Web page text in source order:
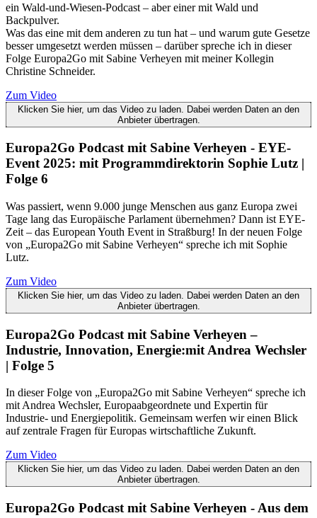
ein Wald-und-Wiesen-Podcast – aber einer mit Wald und
Backpulver.
Was das eine mit dem anderen zu tun hat – und warum gute Gesetze
besser umgesetzt werden müssen – darüber spreche ich in dieser
Folge Europa2Go mit Sabine Verheyen mit meiner Kollegin
Christine Schneider.
Zum Video
Klicken Sie hier, um das Video zu laden. Dabei werden Daten an den
Anbieter übertragen.
Europa2Go Podcast mit Sabine Verheyen - EYE-
Event 2025: mit Programmdirektorin Sophie Lutz |
Folge 6
Was passiert, wenn 9.000 junge Menschen aus ganz Europa zwei
Tage lang das Europäische Parlament übernehmen? Dann ist EYE-
Zeit – das European Youth Event in Straßburg! In der neuen Folge
von „Europa2Go mit Sabine Verheyen“ spreche ich mit Sophie
Lutz.
Zum Video
Klicken Sie hier, um das Video zu laden. Dabei werden Daten an den
Anbieter übertragen.
Europa2Go Podcast mit Sabine Verheyen –
Industrie, Innovation, Energie:mit Andrea Wechsler
| Folge 5
In dieser Folge von „Europa2Go mit Sabine Verheyen“ spreche ich
mit Andrea Wechsler, Europaabgeordnete und Expertin für
Industrie- und Energiepolitik. Gemeinsam werfen wir einen Blick
auf zentrale Fragen für Europas wirtschaftliche Zukunft.
Zum Video
Klicken Sie hier, um das Video zu laden. Dabei werden Daten an den
Anbieter übertragen.
Europa2Go Podcast mit Sabine Verheyen - Aus dem